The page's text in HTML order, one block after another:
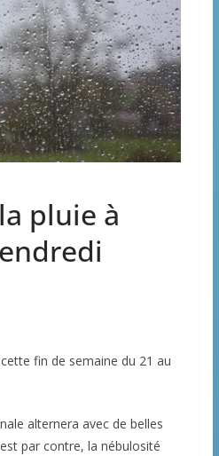
pluie à
fin de semaine du 21 au
alternera avec de belles
par contre, la nébulosité